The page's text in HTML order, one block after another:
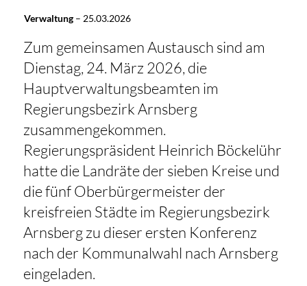
Verwaltung– 25.03.2026
Zum gemeinsamen Austausch sind am
Dienstag, 24. März 2026, die
Hauptverwaltungsbeamten im
Regierungsbezirk Arnsberg
zusammengekommen.
Regierungspräsident Heinrich Böckelühr
hatte die Landräte der sieben Kreise und
die fünf Oberbürgermeister der
kreisfreien Städte im Regierungsbezirk
Arnsberg zu dieser ersten Konferenz
nach der Kommunalwahl nach Arnsberg
eingeladen.